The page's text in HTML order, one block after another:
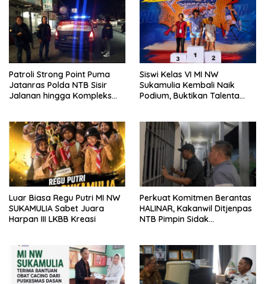
Patroli Strong Point Puma
Jatanras Polda NTB Sisir
Jalanan hingga Kompleks
Siswi Kelas VI MI NW
Sukamulia Kembali Naik
Podium, Buktikan Talenta
Luar Biasa Regu Putri MI NW
SUKAMULIA Sabet Juara
Harpan III LKBB Kreasi
Perkuat Komitmen Berantas
HALINAR, Kakanwil Ditjenpas
NTB Pimpin Sidak